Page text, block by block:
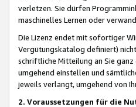
verletzen. Sie dürfen
maschinelles Lernen oder
Die Lizenz endet mit sofortiger
Vergütungskatalog definiert)
schriftliche Mitteilung an Sie ganz
umgehend einstellen und
jeweils verlangt, umgehend von
2. Voraussetzungen für die